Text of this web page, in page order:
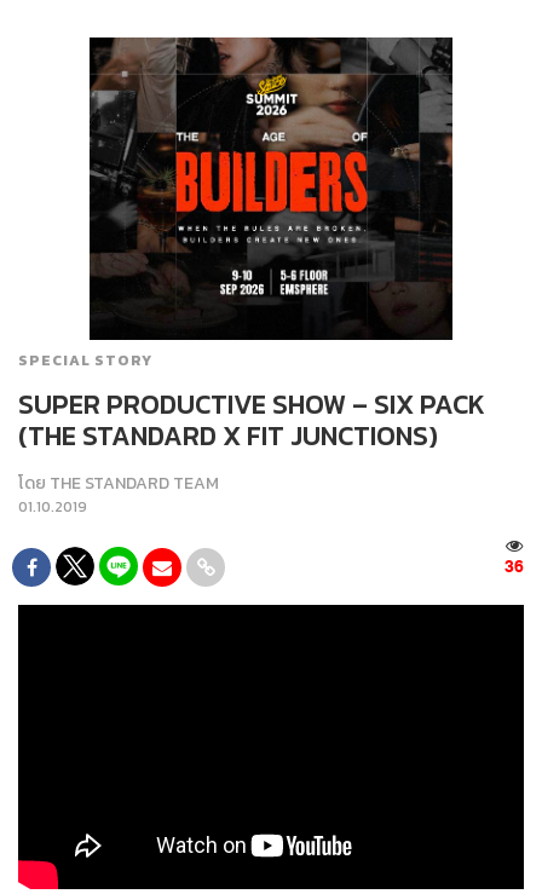
SPECIAL STORY
SUPER PRODUCTIVE SHOW – SIX PACK
(THE STANDARD X FIT JUNCTIONS)
โดย THE STANDARD TEAM
01.10.2019
36